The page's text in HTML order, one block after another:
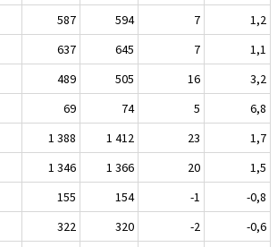
587 594 7
1,2
637 645 7
1,1
489 505 16
3,2
69 74 5
6,8
1 388 1 412 23
1,7
1 346 1 366 20
1,5
155 154 -1
-0,8
322 320 -2
-0,6